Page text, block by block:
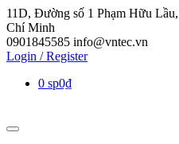
11D, Đường số 1 Phạm Hữu
Chí Minh
0901845585 info@vntec.vn
Login / Register
0 sp0₫